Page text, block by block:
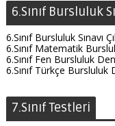
6.Sınıf Bursluluk
6.Sınıf Bursluluk Sınavı
6.Sınıf Matematik
6.Sınıf Fen Bursluluk
6.Sınıf Türkçe Bursluluk
7.Sınıf Testleri